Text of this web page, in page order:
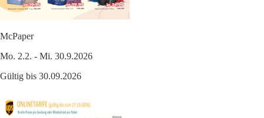
McPaper
Mo. 2.2. - Mi. 30.9.2026
Gültig bis 30.09.2026